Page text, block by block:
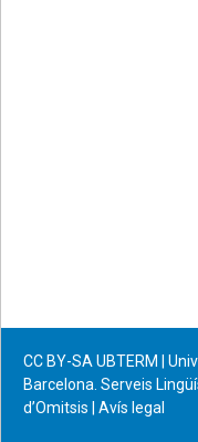
CC BY-SA UBTERM |
Barcelona. Serveis
d’Omitsis
Avís legal